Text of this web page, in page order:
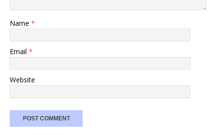
Name *
Email *
Website